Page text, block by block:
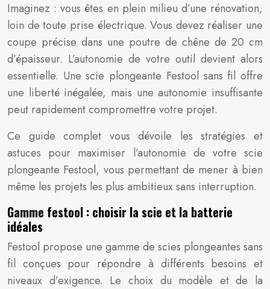
Imaginez : vous êtes en plein milieu d’une rénovation,
loin de toute prise électrique. Vous devez réaliser une
coupe précise dans une poutre de chêne de 20 cm
d’épaisseur. L’autonomie de votre outil devient alors
essentielle. Une scie plongeante Festool sans fil offre
une liberté inégalée, mais une autonomie insuffisante
peut rapidement compromettre votre projet.
Ce guide complet vous dévoile les stratégies et
astuces pour maximiser l’autonomie de votre scie
plongeante Festool, vous permettant de mener à bien
même les projets les plus ambitieux sans interruption.
Gamme festool : choisir la scie et la batterie
idéales
Festool propose une gamme de scies plongeantes sans
fil conçues pour répondre à différents besoins et
niveaux d’exigence. Le choix du modèle et de la